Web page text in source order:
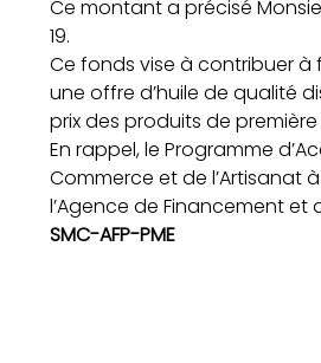
Ce montant a précisé
19.
Ce fonds vise à contribuer à
une offre d’huile de qualité
prix des produits de
En rappel, le Programme
Commerce et de l’Artisanat
l’Agence de Financement et
SMC-AFP-PME